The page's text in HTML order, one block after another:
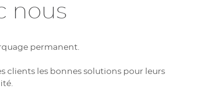
nous
permanent.
clients les bonnes solutions pour leurs